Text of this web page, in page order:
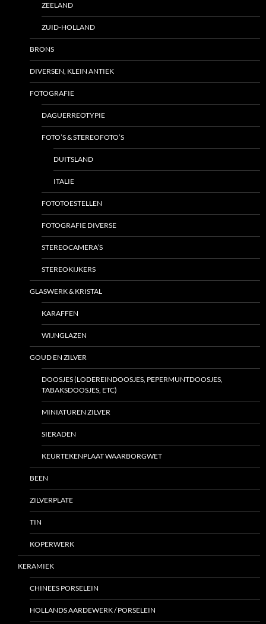
ZEELAND
ZUID-HOLLAND
BRONS
DIVERSEN, KLEIN ANTIEK
FOTOGRAFIE
DAGUERREOTYPIE
FOTO’S & STEREOFOTO’S
DUITSLAND
ITALIE
FOTOTOESTELLEN
FOTOGRAFIE DIVERSE
STEREOCAMERA’S
STEREOKIJKERS
GLASWERK & KRISTAL
KARAFFEN
WIJNGLAZEN
GOUD EN ZILVER
DOOSJES (LODEREINDOOSJES, PEPERMUNTDOOSJES,
TABAKSDOOSJES, ETC)
MINIATUREN ZILVER
SIERADEN
KEURTEKENPLAAT WAARBORGWET
BEEN
ZILVERPLATE
TIN
KOPERWERK
KERAMIEK
CHINEES PORSELEIN
HOLLANDS AARDEWERK / PORSELEIN